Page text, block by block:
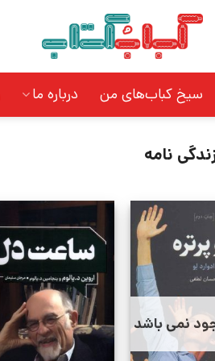
سیخ کباب‌های من درباره ما
نامه
نمی باشد